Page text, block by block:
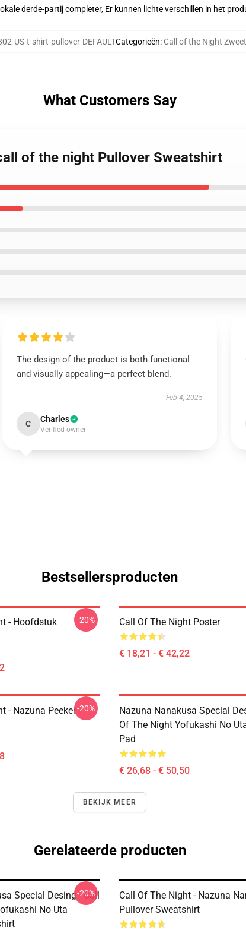
derde-partij completer, Er kunnen lichte verschillen in het
US-t-shirt-pullover-DEFAULTCategorieën: Call of the Night
What Customers Say
of the night Pullover Sweatshirt
The design of the product is both functional
and visually appealing—a perfect blend.
Feb 4, 2025
C Charles
Verified owner
Bestsellersproducten
- Hoofdstuk
-20% Call Of The Night Poster
€ 18,21 - € 42,22
- Nazuna Peeker-20%
Nazuna Nanakusa Special
Of The Night Yofukashi No
Pad
€ 26,68 - € 50,50
BEKIJK MEER
Gerelateerde producten
Special Desing - Call
No Uta
-20%
Call Of The Night - Nazuna
Pullover Sweatshirt